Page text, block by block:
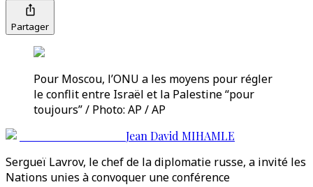
Partager
Pour Moscou, l’ONU a les moyens pour régler
le conflit entre Israël et la Palestine “pour
toujours” / Photo: AP / AP
Jean David MIHAMLE
Sergueï Lavrov, le chef de la diplomatie russe, a invité les
Nations unies à convoquer une conférence